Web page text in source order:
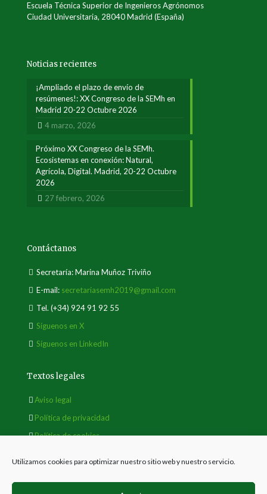
Utilizamos cookies para optimizar nuestro sitio web y nuestro servicio.
Escuela Técnica Superior de Ingenieros Agrónomos
Ciudad Universitaria, 28040 Madrid (España)
Noticias recientes
¡Ampliado el plazo de envío de
resúmenes!: XX Congreso de la SEMh en
Madrid 20-22 Octubre 2026
4 marzo, 2026
Próximo XX Congreso de la SEMh.
Ecosistemas en conexión: Natural,
Agrícola, Digital. Madrid, 20-22 Octubre
2026
27 febrero, 2026
Contáctanos
Secretaría: Marina Muñoz Triviño
E-mail: secretariasemh2019@gmail.com
Tel. (+34) 924 91 92 55
Síguenos en X
Síguenos en LinkedIn
Textos legales
Aviso legal
Política de privacidad
Política de cookies